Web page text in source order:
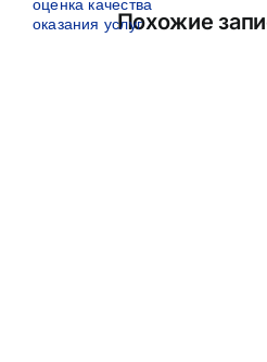
Похожие
оценка качества
оказания услуг